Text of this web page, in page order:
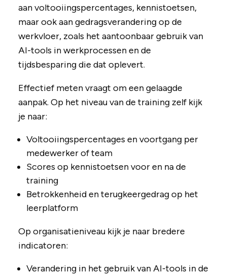
aan voltooiingspercentages, kennistoetsen,
maar ook aan gedragsverandering op de
werkvloer, zoals het aantoonbaar gebruik van
AI-tools in werkprocessen en de
tijdsbesparing die dat oplevert.
Effectief meten vraagt om een gelaagde
aanpak. Op het niveau van de training zelf kijk
je naar:
Voltooiingspercentages en voortgang per
medewerker of team
Scores op kennistoetsen voor en na de
training
Betrokkenheid en terugkeergedrag op het
leerplatform
Op organisatieniveau kijk je naar bredere
indicatoren:
Verandering in het gebruik van AI-tools in de